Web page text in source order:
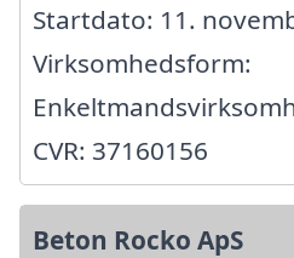
Startdato: 11.
Virksomhedsform:
CVR: 37160156
Beton Rocko ApS